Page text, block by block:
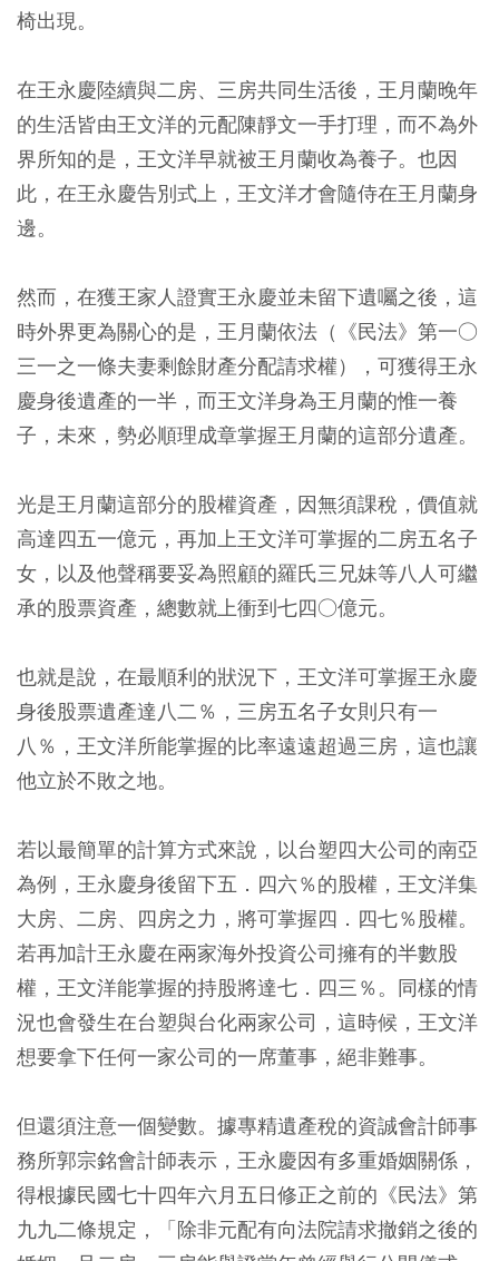
椅出現。
在王永慶陸續與二房、三房共同生活後，王月蘭晚年
的生活皆由王文洋的元配陳靜文一手打理，而不為外
界所知的是，王文洋早就被王月蘭收為養子。也因
此，在王永慶告別式上，王文洋才會隨侍在王月蘭身
邊。
然而，在獲王家人證實王永慶並未留下遺囑之後，這
時外界更為關心的是，王月蘭依法（《民法》第一○
三一之一條夫妻剩餘財產分配請求權），可獲得王永
慶身後遺產的一半，而王文洋身為王月蘭的惟一養
子，未來，勢必順理成章掌握王月蘭的這部分遺產。
光是王月蘭這部分的股權資產，因無須課稅，價值就
高達四五一億元，再加上王文洋可掌握的二房五名子
女，以及他聲稱要妥為照顧的羅氏三兄妹等八人可繼
承的股票資產，總數就上衝到七四○億元。
也就是說，在最順利的狀況下，王文洋可掌握王永慶
身後股票遺產達八二％，三房五名子女則只有一
八％，王文洋所能掌握的比率遠遠超過三房，這也讓
他立於不敗之地。
若以最簡單的計算方式來說，以台塑四大公司的南亞
為例，王永慶身後留下五．四六％的股權，王文洋集
大房、二房、四房之力，將可掌握四．四七％股權。
若再加計王永慶在兩家海外投資公司擁有的半數股
權，王文洋能掌握的持股將達七．四三％。同樣的情
況也會發生在台塑與台化兩家公司，這時候，王文洋
想要拿下任何一家公司的一席董事，絕非難事。
但還須注意一個變數。據專精遺產稅的資誠會計師事
務所郭宗銘會計師表示，王永慶因有多重婚姻關係，
得根據民國七十四年六月五日修正之前的《民法》第
九九二條規定，「除非元配有向法院請求撤銷之後的